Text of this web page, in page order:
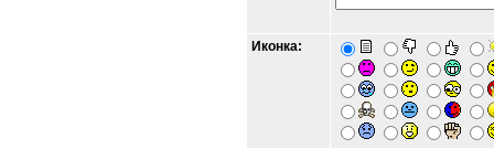
Иконка: